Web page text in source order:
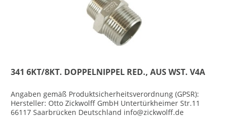
341 6KT/8KT. DOPPELNIPPEL RED., AUS WST. V4A
Angaben gemäß Produktsicherheitsverordnung (GPSR):
Hersteller: Otto Zickwolff GmbH Untertürkheimer Str.11
66117 Saarbrücken Deutschland info@zickwolff.de